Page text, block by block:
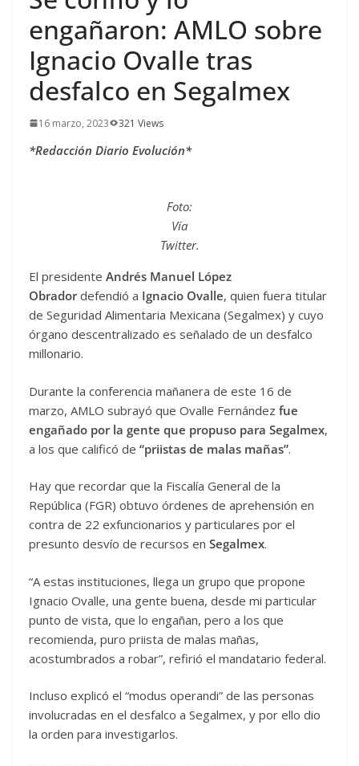
engañaron: AMLO sobre
Ignacio Ovalle tras
desfalco en Segalmex
16 marzo, 2023 321 Views
*Redacción Diario Evolución*
Foto:
Vía
Twitter.
El presidente Andrés Manuel López
Obradordefendió a Ignacio Ovalle, quien fuera titular
de Seguridad Alimentaria Mexicana (Segalmex) y cuyo
órgano descentralizado es señalado de un desfalco
millonario.
Durante la conferencia mañanera de este 16 de
marzo, AMLO subrayó que Ovalle Fernández fue
engañado por la gente que propuso para Segalmex,
a los que calificó de “priistas de malas mañas”.
Hay que recordar que la Fiscalía General de la
República (FGR) obtuvo órdenes de aprehensión en
contra de 22 exfuncionarios y particulares por el
presunto desvío de recursos en Segalmex.
“A estas instituciones, llega un grupo que propone
Ignacio Ovalle, una gente buena, desde mi particular
punto de vista, que lo engañan, pero a los que
recomienda, puro priista de malas mañas,
acostumbrados a robar”, refirió el mandatario federal.
Incluso explicó el “modus operandi” de las personas
involucradas en el desfalco a Segalmex, y por ello dio
la orden para investigarlos.